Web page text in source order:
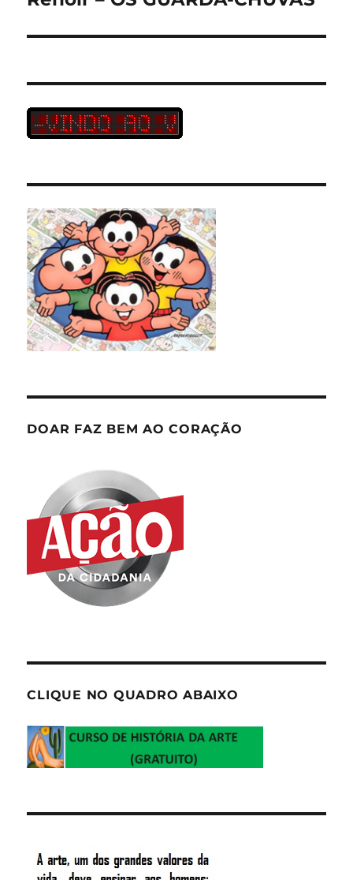
DOAR FAZ BEM AO CORAÇÃO
CLIQUE NO QUADRO ABAIXO